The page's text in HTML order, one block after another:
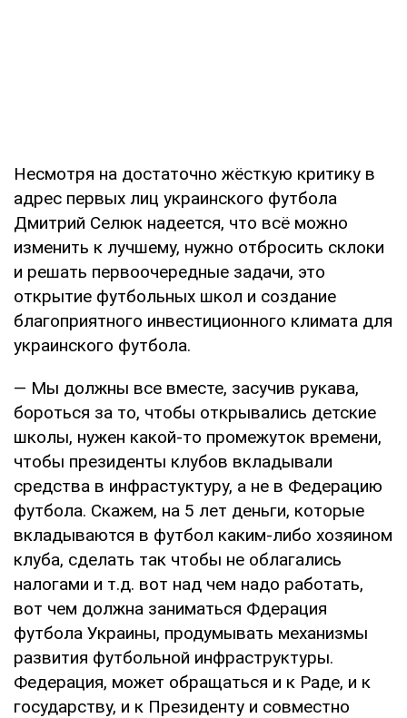
Несмотря на достаточно жёсткую критику в
адрес первых лиц украинского футбола
Дмитрий Селюк надеется, что всё можно
изменить к лучшему, нужно отбросить склоки
и решать первоочередные задачи, это
открытие футбольных школ и создание
благоприятного инвестиционного климата для
украинского футбола.
— Мы должны все вместе, засучив рукава,
бороться за то, чтобы открывались детские
школы, нужен какой-то промежуток времени,
чтобы президенты клубов вкладывали
средства в инфрастуктуру, а не в Федерацию
футбола. Скажем, на 5 лет деньги, которые
вкладываются в футбол каким-либо хозяином
клуба, сделать так чтобы не облагались
налогами и т.д. вот над чем надо работать,
вот чем должна заниматься Фдерация
футбола Украины, продумывать механизмы
развития футбольной инфраструктуры.
Федерация, может обращаться и к Раде, и к
государству, и к Президенту и совместно